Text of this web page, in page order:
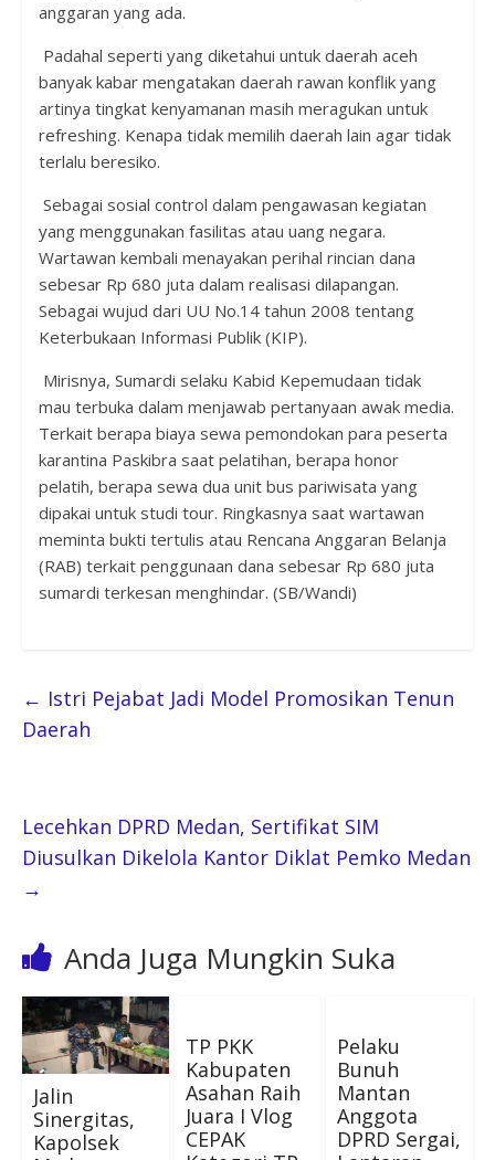
anggaran yang ada.
Padahal seperti yang diketahui untuk daerah aceh
banyak kabar mengatakan daerah rawan konflik yang
artinya tingkat kenyamanan masih meragukan untuk
refreshing. Kenapa tidak memilih daerah lain agar tidak
terlalu beresiko.
Sebagai sosial control dalam pengawasan kegiatan
yang menggunakan fasilitas atau uang negara.
Wartawan kembali menayakan perihal rincian dana
sebesar Rp 680 juta dalam realisasi dilapangan.
Sebagai wujud dari UU No.14 tahun 2008 tentang
Keterbukaan Informasi Publik (KIP).
Mirisnya, Sumardi selaku Kabid Kepemudaan tidak
mau terbuka dalam menjawab pertanyaan awak media.
Terkait berapa biaya sewa pemondokan para peserta
karantina Paskibra saat pelatihan, berapa honor
pelatih, berapa sewa dua unit bus pariwisata yang
dipakai untuk studi tour. Ringkasnya saat wartawan
meminta bukti tertulis atau Rencana Anggaran Belanja
(RAB) terkait penggunaan dana sebesar Rp 680 juta
sumardi terkesan menghindar. (SB/Wandi)
← Istri Pejabat Jadi Model Promosikan Tenun
Daerah
Lecehkan DPRD Medan, Sertifikat SIM
Diusulkan Dikelola Kantor Diklat Pemko Medan
→
Anda Juga Mungkin Suka
Jalin
Sinergitas,
Kapolsek
TP PKK
Kabupaten
Asahan Raih
Juara I Vlog
CEPAK
Pelaku
Bunuh
Mantan
Anggota
DPRD Sergai,